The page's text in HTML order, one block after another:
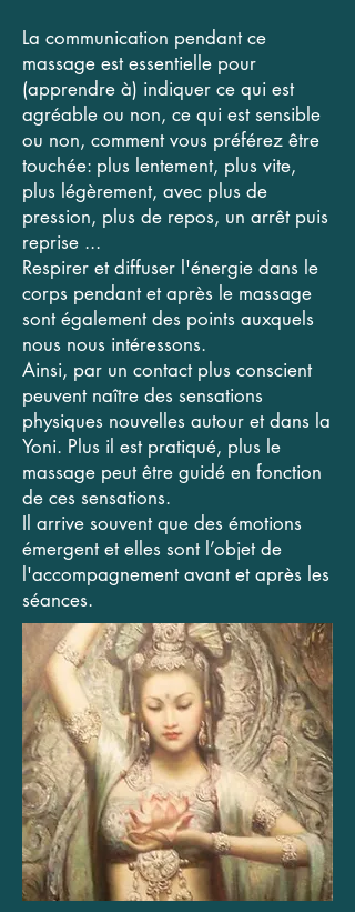
La communication pendant ce
massage est essentielle pour
(apprendre à) indiquer ce qui est
agréable ou non, ce qui est sensible
ou non, comment vous préférez être
touchée: plus lentement, plus vite,
plus légèrement, avec plus de
pression, plus de repos, un arrêt puis
reprise ...
Respirer et diffuser l'énergie dans le
corps pendant et après le massage
sont également des points auxquels
nous nous intéressons.
Ainsi, par un contact plus conscient
peuvent naître des sensations
physiques nouvelles autour et dans la
Yoni. Plus il est pratiqué, plus le
massage peut être guidé en fonction
de ces sensations.
Il arrive souvent que des émotions
émergent et elles sont l’objet de
l'accompagnement avant et après les
séances.